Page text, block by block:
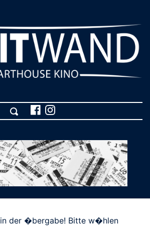
in der �bergabe! Bitte w�hlen